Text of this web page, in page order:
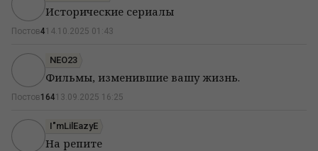
Исторические сериалы
Постов414.10.2025 01:43
NEO23
Фильмы, изменившие вашу жизнь.
Постов16413.09.2025 16:25
I"mLilEazyE
На репите